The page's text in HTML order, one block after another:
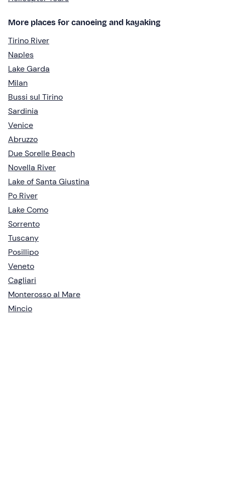
More places for canoeing and kayaking
Tirino River
Naples
Lake Garda
Milan
Bussi sul Tirino
Sardinia
Venice
Abruzzo
Due Sorelle Beach
Novella River
Lake of Santa Giustina
Po River
Lake Como
Sorrento
Tuscany
Posillipo
Veneto
Cagliari
Monterosso al Mare
Mincio